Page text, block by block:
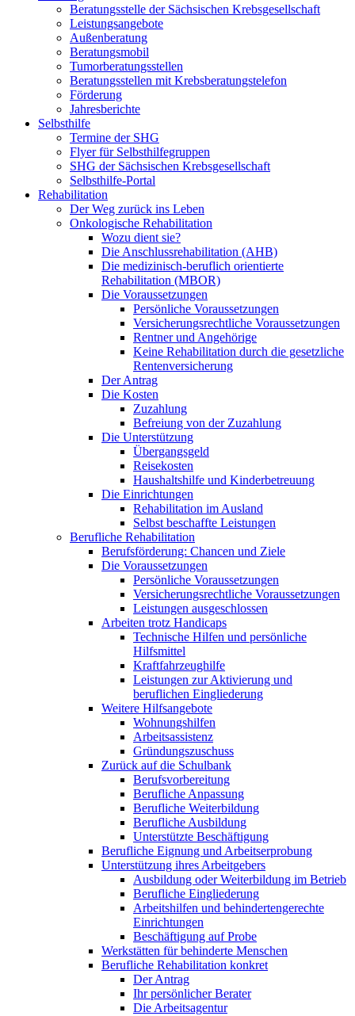
Beratungsstelle der Sächsischen Krebsgesellschaft
Leistungsangebote
Außenberatung
Beratungsmobil
Tumorberatungsstellen
Beratungsstellen mit Krebsberatungstelefon
Förderung
Jahresberichte
Selbsthilfe
Termine der SHG
Flyer für Selbsthilfegruppen
SHG der Sächsischen Krebsgesellschaft
Selbsthilfe-Portal
Rehabilitation
Der Weg zurück ins Leben
Onkologische Rehabilitation
Wozu dient sie?
Die Anschlussrehabilitation (AHB)
Die medizinisch-beruflich orientierte
Rehabilitation (MBOR)
Die Voraussetzungen
Persönliche Voraussetzungen
Versicherungsrechtliche Voraussetzungen
Rentner und Angehörige
Keine Rehabilitation durch die gesetzliche
Rentenversicherung
Der Antrag
Die Kosten
Zuzahlung
Befreiung von der Zuzahlung
Die Unterstützung
Übergangsgeld
Reisekosten
Haushaltshilfe und Kinderbetreuung
Die Einrichtungen
Rehabilitation im Ausland
Selbst beschaffte Leistungen
Berufliche Rehabilitation
Berufsförderung: Chancen und Ziele
Die Voraussetzungen
Persönliche Voraussetzungen
Versicherungsrechtliche Voraussetzungen
Leistungen ausgeschlossen
Arbeiten trotz Handicaps
Technische Hilfen und persönliche
Hilfsmittel
Kraftfahrzeughilfe
Leistungen zur Aktivierung und
beruflichen Eingliederung
Weitere Hilfsangebote
Wohnungshilfen
Arbeitsassistenz
Gründungszuschuss
Zurück auf die Schulbank
Berufsvorbereitung
Berufliche Anpassung
Berufliche Weiterbildung
Berufliche Ausbildung
Unterstützte Beschäftigung
Berufliche Eignung und Arbeitserprobung
Unterstützung ihres Arbeitgebers
Ausbildung oder Weiterbildung im Betrieb
Berufliche Eingliederung
Arbeitshilfen und behindertengerechte
Einrichtungen
Beschäftigung auf Probe
Werkstätten für behinderte Menschen
Berufliche Rehabilitation konkret
Der Antrag
Ihr persönlicher Berater
Die Arbeitsagentur